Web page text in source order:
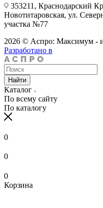
353211, Краснодарский
Новотитаровская, ул.
участка №77
2026 © Аспро: Максимум -
Разработано в
Найти
Каталог
По всему сайту
По каталогу
0
0
0
Корзина